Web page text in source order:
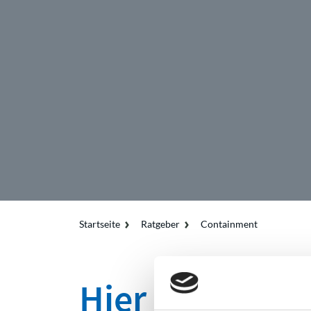
Startseite Ratgeber Containment
Hier finden